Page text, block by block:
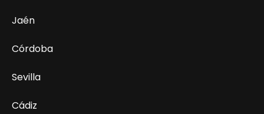
Jaén
Córdoba
Sevilla
Cádiz